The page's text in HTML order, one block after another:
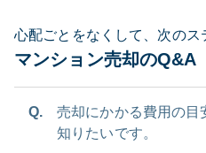
心配ごとをなくして、次のス
マンション売却のQ&A
Q.
売却にかかる費用の目
知りたいです。